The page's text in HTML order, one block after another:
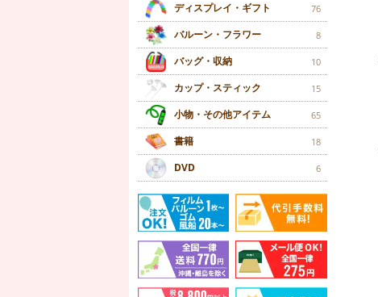
ディスプレイ・ギフト 76
バルーン・フラワー 8
バッグ・収納 10
カップ・スティック 15
小物・その他アイテム 65
書籍 18
DVD 6